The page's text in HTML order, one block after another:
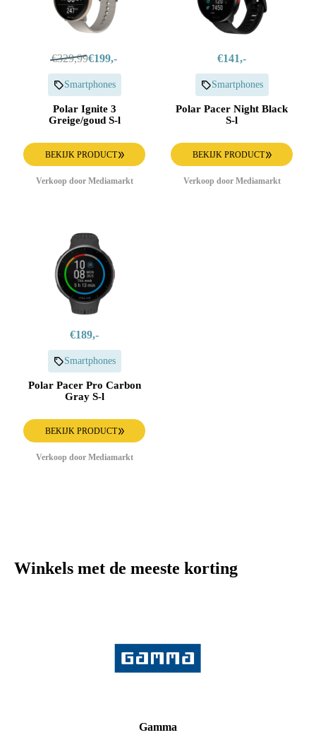
€329,99€199,-
Smartphones
Polar Ignite 3
Greige/goud S-l
BEKIJK PRODUCT
Verkoop door Mediamarkt
€141,-
Smartphones
Polar Pacer Night Black
S-l
BEKIJK PRODUCT
Verkoop door Mediamarkt
€189,-
Smartphones
Polar Pacer Pro Carbon
Gray S-l
BEKIJK PRODUCT
Verkoop door Mediamarkt
Winkels met de meeste korting
Gamma